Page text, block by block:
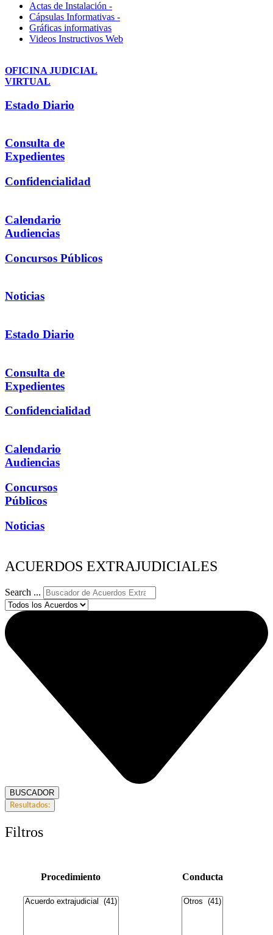
Actas de Instalación -
Cápsulas Informativas -
Gráficas informativas
Videos Instructivos Web
OFICINA JUDICIAL
VIRTUAL
Estado Diario
Consulta de
Expedientes
Confidencialidad
Calendario
Audiencias
Concursos Públicos
Noticias
Estado Diario
Consulta de
Expedientes
Confidencialidad
Calendario
Audiencias
Concursos
Públicos
Noticias
ACUERDOS EXTRAJUDICIALES
Search ...
BUSCADOR
Resultados:
Filtros
Procedimiento Conducta